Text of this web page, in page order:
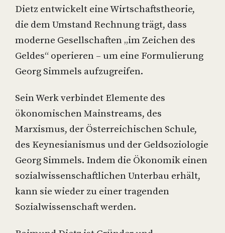
Dietz entwickelt eine Wirtschaftstheorie,
die dem Umstand Rechnung trägt, dass
moderne Gesellschaften „im Zeichen des
Geldes“ operieren – um eine Formulierung
Georg Simmels aufzugreifen.
Sein Werk verbindet Elemente des
ökonomischen Mainstreams, des
Marxismus, der Österreichischen Schule,
des Keynesianismus und der Geldsoziologie
Georg Simmels. Indem die Ökonomik einen
sozialwissenschaftlichen Unterbau erhält,
kann sie wieder zu einer tragenden
Sozialwissenschaft werden.